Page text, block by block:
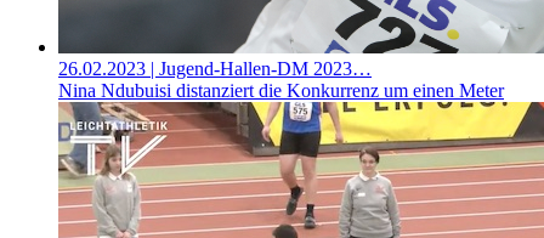
26.02.2023 | Jugend-Hallen-DM 2023…
Nina Ndubuisi distanziert die Konkurrenz um einen Meter